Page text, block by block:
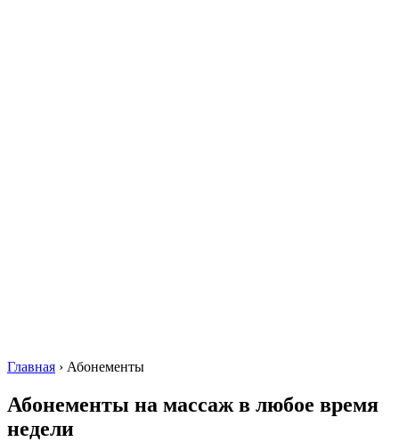
Главная › Абонементы
Абонементы на массаж в любое время
недели